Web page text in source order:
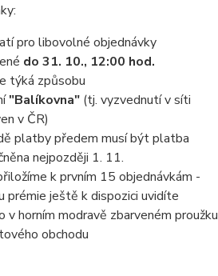
pro libovolné objednávky
do 31. 10., 12:00 hod.
týká způsobu
"Balíkovna" (tj. vyzvednutí v síti
v ČR)
platby předem musí být platba
nejpozději 1. 11.
k prvním 15 objednávkám -
prémie ještě k dispozici uvidíte
v horním modravě zbarveném proužku
obchodu